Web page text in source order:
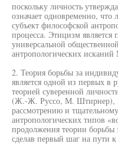
поскольку личность
означает одновременно, что
субъект философской
процесса. Этицизм является
универсальной
антропологических исканий
2. Теория борьбы за
является одной из первых в
теорией суверенной
(Ж.-Ж. Руссо, М. Штирнер),
рассмотрению и
антропологических типов
продолжения теории борьбы
сделав первый шаг на пути